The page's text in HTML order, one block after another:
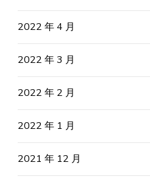
2022 年 4 月
2022 年 3 月
2022 年 2 月
2022 年 1 月
2021 年 12 月